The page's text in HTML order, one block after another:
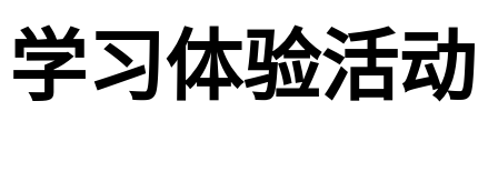
学习体验活动